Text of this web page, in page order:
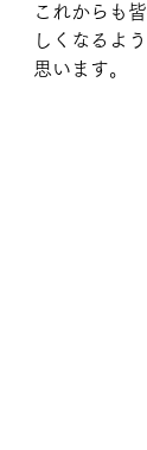
これからも
しくなるよ
思います。